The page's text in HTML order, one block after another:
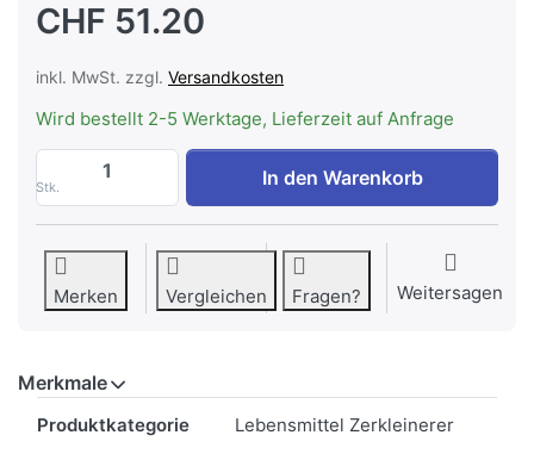
CHF 51.20
inkl. MwSt. zzgl. Versandkosten
Wird bestellt 2-5 Werktage, Lieferzeit auf Anfrage
Stk.
Bosch MMR08A1 Chopper 400 W White
In den Warenkorb
Merken Vergleichen Fragen? Weitersagen
Merkmale
Produktkategorie Lebensmittel Zerkleinerer